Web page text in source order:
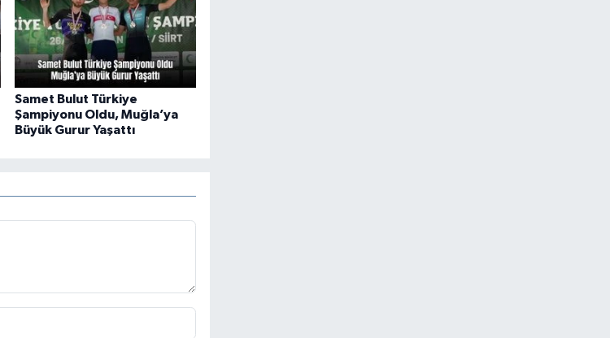
Samet Bulut Türkiye
Şampiyonu Oldu, Muğla’ya
Büyük Gurur Yaşattı